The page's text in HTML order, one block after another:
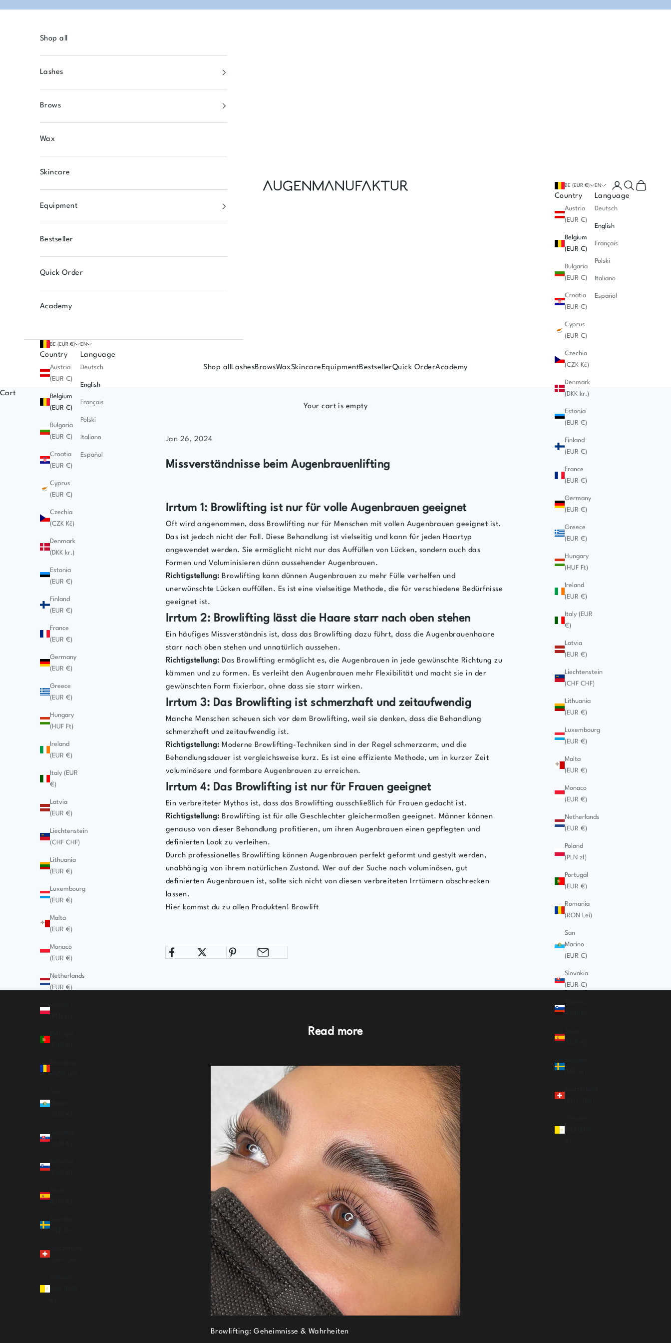
Augenmanufaktur
Shop allLashesBrowsWaxSkincareEquipmentBestsellerQuick OrderAcademy
BE (EUR €)
Country
Austria
(EUR €)
Belgium
(EUR €)
Bulgaria
(EUR €)
Croatia
(EUR €)
Cyprus
(EUR €)
Czechia
(CZK Kč)
Denmark
(DKK kr.)
Estonia
(EUR €)
Finland
(EUR €)
France
(EUR €)
Germany
(EUR €)
Greece
(EUR €)
Hungary
(HUF Ft)
Ireland
(EUR €)
Italy (EUR
€)
Latvia
(EUR €)
Liechtenstein
(CHF CHF)
Lithuania
(EUR €)
Luxembourg
(EUR €)
Malta
(EUR €)
Monaco
(EUR €)
Netherlands
(EUR €)
Poland
(PLN zł)
Portugal
(EUR €)
Romania
(RON Lei)
San
Marino
(EUR €)
Slovakia
(EUR €)
EN
Language
Deutsch
English
Français
Polski
Italiano
Español
Open account
Open search
Open cart
Shop all
Lashes
Brows
Wax
Skincare
Equipment
Bestseller
Quick Order
Academy
BE (EUR €)
Country
Austria
(EUR €)
Belgium
(EUR €)
Bulgaria
(EUR €)
Croatia
(EUR €)
Cyprus
(EUR €)
Czechia
(CZK Kč)
Denmark
(DKK kr.)
Estonia
(EUR €)
Finland
(EUR €)
France
(EUR €)
Germany
(EUR €)
Greece
(EUR €)
Hungary
(HUF Ft)
Ireland
(EUR €)
Italy (EUR
€)
Latvia
(EUR €)
Liechtenstein
(CHF CHF)
Lithuania
(EUR €)
Luxembourg
(EUR €)
Malta
(EUR €)
Monaco
(EUR €)
Netherlands
(EUR €)
EN
Language
Deutsch
English
Français
Polski
Italiano
Español
Cart
Your cart is empty
Jan 26, 2024
Missverständnisse beim Augenbrauenlifting
Irrtum 1: Browlifting ist nur für volle Augenbrauen geeignet
Oft wird angenommen, dass Browlifting nur für Menschen mit vollen Augenbrauen geeignet ist.
Das ist jedoch nicht der Fall. Diese Behandlung ist vielseitig und kann für jeden Haartyp
angewendet werden. Sie ermöglicht nicht nur das Auffüllen von Lücken, sondern auch das
Formen und Voluminisieren dünn aussehender Augenbrauen.
Richtigstellung: Browlifting kann dünnen Augenbrauen zu mehr Fülle verhelfen und
unerwünschte Lücken auffüllen. Es ist eine vielseitige Methode, die für verschiedene Bedürfnisse
geeignet ist.
Irrtum 2: Browlifting lässt die Haare starr nach oben stehen
Ein häufiges Missverständnis ist, dass das Browlifting dazu führt, dass die Augenbrauenhaare
starr nach oben stehen und unnatürlich aussehen.
Richtigstellung: Das Browlifting ermöglicht es, die Augenbrauen in jede gewünschte Richtung zu
kämmen und zu formen. Es verleiht den Augenbrauen mehr Flexibilität und macht sie in der
gewünschten Form fixierbar, ohne dass sie starr wirken.
Irrtum 3: Das Browlifting ist schmerzhaft und zeitaufwendig
Manche Menschen scheuen sich vor dem Browlifting, weil sie denken, dass die Behandlung
schmerzhaft und zeitaufwendig ist.
Richtigstellung: Moderne Browlifting-Techniken sind in der Regel schmerzarm, und die
Behandlungsdauer ist vergleichsweise kurz. Es ist eine effiziente Methode, um in kurzer Zeit
voluminösere und formbare Augenbrauen zu erreichen.
Irrtum 4: Das Browlifting ist nur für Frauen geeignet
Ein verbreiteter Mythos ist, dass das Browlifting ausschließlich für Frauen gedacht ist.
Richtigstellung: Browlifting ist für alle Geschlechter gleichermaßen geeignet. Männer können
genauso von dieser Behandlung profitieren, um ihren Augenbrauen einen gepflegten und
definierten Look zu verleihen.
Durch professionelles Browlifting können Augenbrauen perfekt geformt und gestylt werden,
unabhängig von ihrem natürlichen Zustand. Wer auf der Suche nach voluminösen, gut
definierten Augenbrauen ist, sollte sich nicht von diesen verbreiteten Irrtümern abschrecken
lassen.
Hier kommst du zu allen Produkten! Browlift
Read more
Browlifting: Geheimnisse & Wahrheiten